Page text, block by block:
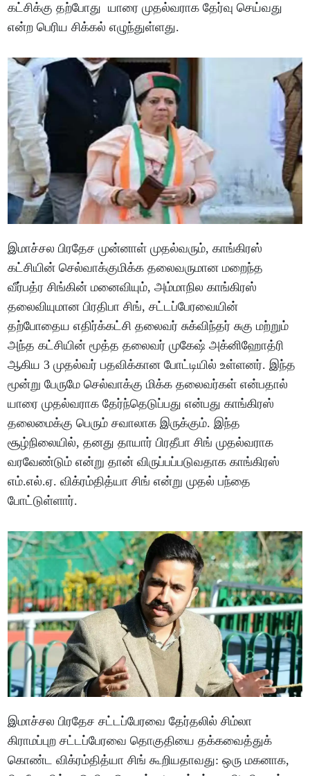
கட்சிக்கு தற்போது யாரை முதல்வராக தேர்வு செய்வது
என்ற பெரிய சிக்கல் எழுந்துள்ளது.
இமாச்சல பிரதேச முன்னாள் முதல்வரும், காங்கிரஸ்
கட்சியின் செல்வாக்குமிக்க தலைவருமான மறைந்த
வீர்பத்ர சிங்கின் மனைவியும், அம்மாநில காங்கிரஸ்
தலைவியுமான பிரதிபா சிங், சட்டப்பேரவையின்
தற்போதைய எதிர்க்கட்சி தலைவர் சுக்விந்தர் சுகு மற்றும்
அந்த கட்சியின் மூத்த தலைவர் முகேஷ் அக்னிஹோத்ரி
ஆகிய 3 முதல்வர் பதவிக்கான போட்டியில் உள்ளனர். இந்த
மூன்று பேருமே செல்வாக்கு மிக்க தலைவர்கள் என்பதால்
யாரை முதல்வராக தேர்ந்தெடுப்பது என்பது காங்கிரஸ்
தலைமைக்கு பெரும் சவாலாக இருக்கும். இந்த
சூழ்நிலையில், தனது தாயார் பிரதீபா சிங் முதல்வராக
வரவேண்டும் என்று தான் விருப்பப்படுவதாக காங்கிரஸ்
எம்.எல்.ஏ. விக்ரம்தித்யா சிங் என்று முதல் பந்தை
போட்டுள்ளார்.
இமாச்சல பிரதேச சட்டப்பேரவை தேர்தலில் சிம்லா
கிராமப்புற சட்டப்பேரவை தொகுதியை தக்கவைத்துக்
கொண்ட விக்ரம்தித்யா சிங் கூறியதாவது: ஒரு மகனாக,